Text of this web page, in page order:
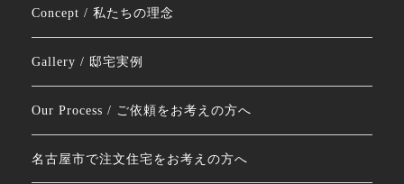
Concept / 私たちの理念
Gallery / 邸宅実例
Our Process / ご依頼をお考えの方へ
名古屋市で注文住宅をお考えの方へ